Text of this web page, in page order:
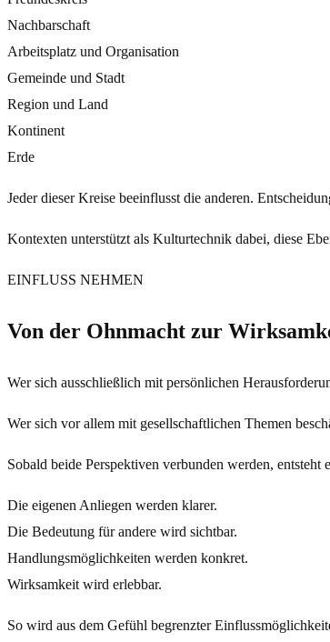
Nachbarschaft
Arbeitsplatz und Organisation
Gemeinde und Stadt
Region und Land
Kontinent
Erde
Jeder dieser Kreise beeinflusst die anderen.
Kontexten unterstützt als Kulturtechnik dabei, diese
EINFLUSS NEHMEN
Von der Ohnmacht zur
Wer sich ausschließlich mit persönlichen
Wer sich vor allem mit gesellschaftlichen Themen
Sobald beide Perspektiven verbunden werden, entsteht
Die eigenen Anliegen werden klarer.
Die Bedeutung für andere wird sichtbar.
Handlungsmöglichkeiten werden konkret.
Wirksamkeit wird erlebbar.
So wird aus dem Gefühl begrenzter